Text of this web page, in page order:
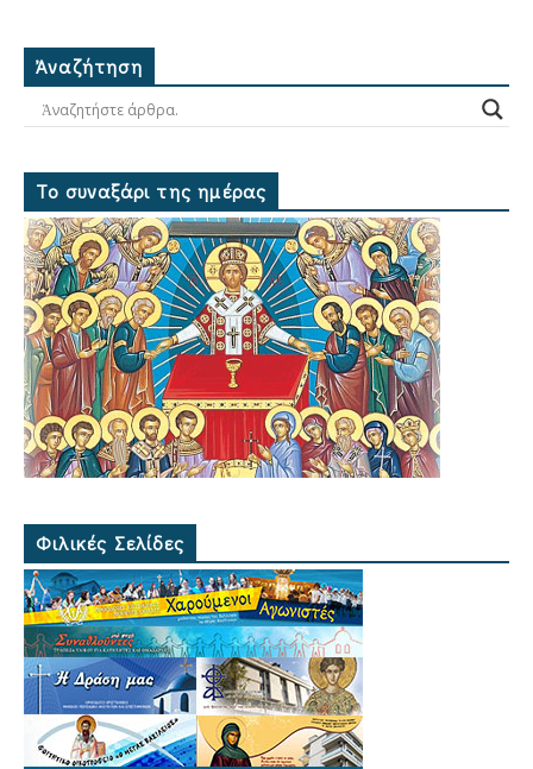
Ἀναζήτηση
Το συναξάρι της ημέρας
Φιλικές Σελίδες